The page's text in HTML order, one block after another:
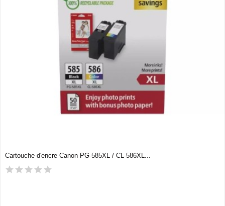
Cartouche d'encre Canon PG-585XL / CL-586XL...